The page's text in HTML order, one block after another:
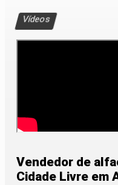
Vídeos
Vendedor de
Cidade Livre em